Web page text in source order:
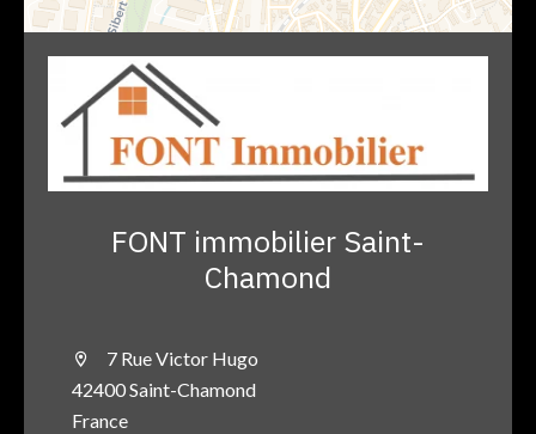
FONT immobilier Saint-
Chamond
7 Rue Victor Hugo
42400 Saint-Chamond
France